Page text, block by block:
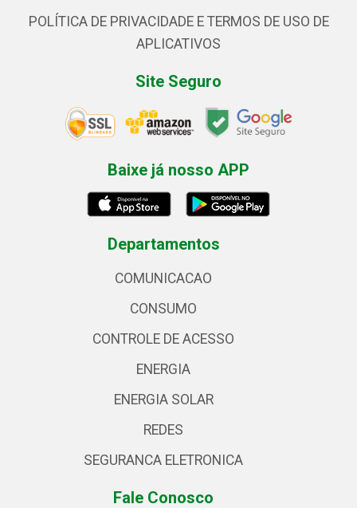
POLÍTICA DE PRIVACIDADE E TERMOS DE USO DE
APLICATIVOS
Site Seguro
Baixe já nosso APP
Departamentos
COMUNICACAO
CONSUMO
CONTROLE DE ACESSO
ENERGIA
ENERGIA SOLAR
REDES
SEGURANCA ELETRONICA
Fale Conosco